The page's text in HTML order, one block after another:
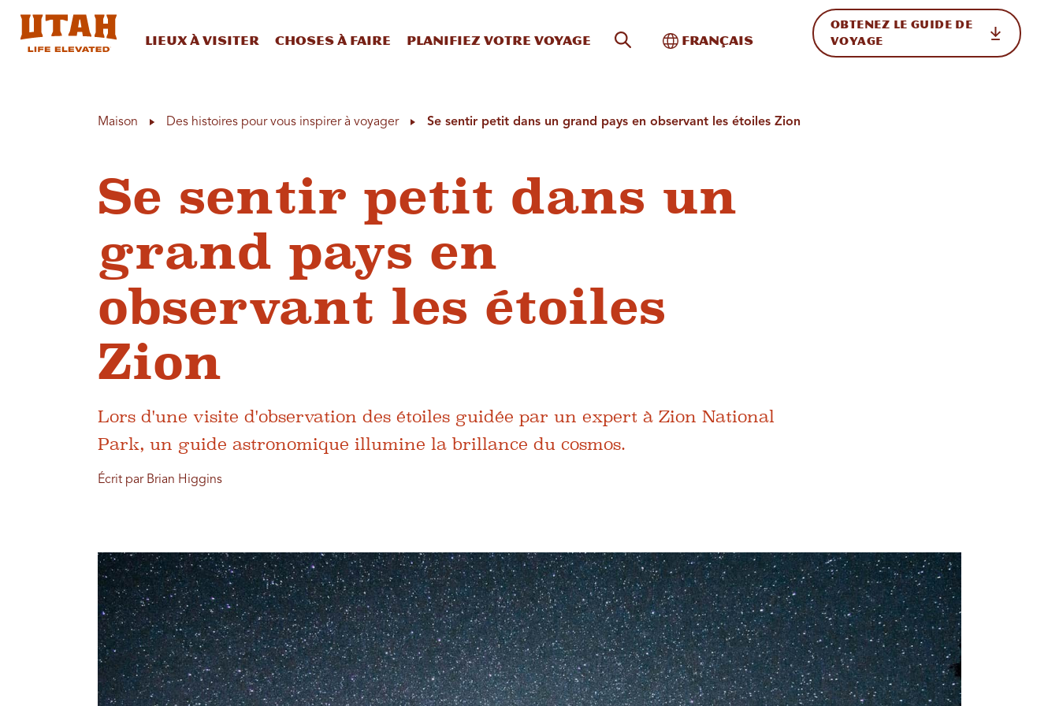
Lieux à visiter Choses à faire Planifiez votre voyage Recherche sur le site
Basculer vers l'international
Français
OBTENEZ LE GUIDE DE
VOYAGE
Maison Des histoires pour vous inspirer à voyager Se sentir petit dans un grand pays en observant les étoiles Zion
Se sentir petit dans un
grand pays en
observant les étoiles
Zion
Lors d'une visite d'observation des étoiles guidée par un expert à Zion National
Park, un guide astronomique illumine la brillance du cosmos.
Écrit par Brian Higgins